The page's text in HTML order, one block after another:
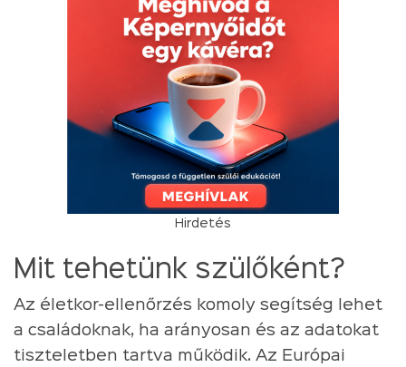
Hirdetés
Mit tehetünk szülőként?
Az életkor-ellenőrzés komoly segítség lehet
a családoknak, ha arányosan és az adatokat
tiszteletben tartva működik. Az Európai